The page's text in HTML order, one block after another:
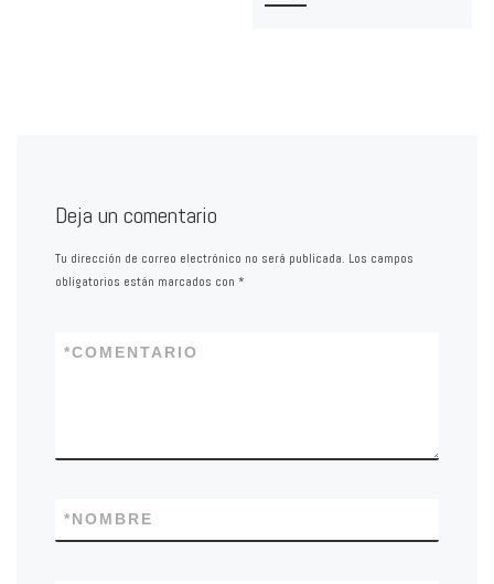
Deja un comentario
Tu dirección de correo electrónico no será publicada. Los campos
obligatorios están marcados con*
COMENTARIO
*
NOMBRE
*